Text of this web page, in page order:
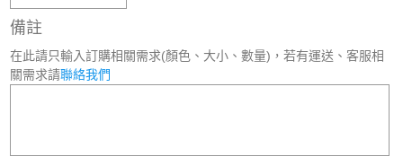
備註
在此請只輸入訂購相關需求(顏色、大小、數量)，若有運送、客服相
關需求請聯絡我們